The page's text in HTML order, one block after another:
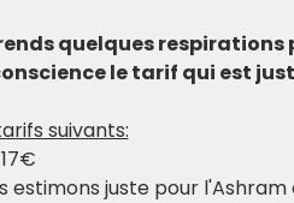
quelques respirations
le tarif qui est
suivants:
17€
estimons juste pour